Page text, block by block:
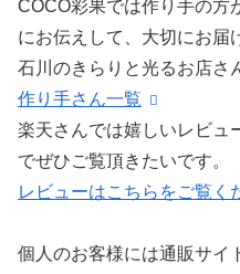
COCO彩果では作り手の方
にお伝えして、大切にお届
石川のきらりと光るお店さ
作り手さん一覧
楽天さんでは嬉しいレビュ
でぜひご覧頂きたいです。
レビューはこちらをご覧く
個人のお客様には通販サイ